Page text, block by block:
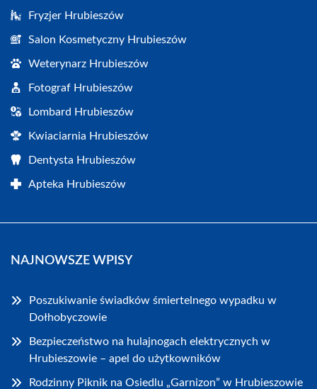
Fryzjer Hrubieszów
Salon Kosmetyczny Hrubieszów
Weterynarz Hrubieszów
Fotograf Hrubieszów
Lombard Hrubieszów
Kwiaciarnia Hrubieszów
Dentysta Hrubieszów
Apteka Hrubieszów
NAJNOWSZE WPISY
Poszukiwanie świadków śmiertelnego wypadku w
Dołhobyczowie
Bezpieczeństwo na hulajnogach elektrycznych w
Hrubieszowie – apel do użytkowników
Rodzinny Piknik na Osiedlu „Garnizon” w Hrubieszowie